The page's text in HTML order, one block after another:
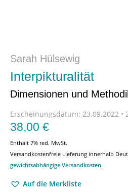
Sarah Hülsewig
Interpikturalität
Dimensionen und
Erscheinungsdatum: 23.09.2022 •
38,00 €
Enthält 7% red. MwSt.
Versandkostenfreie Lieferung innerhalb
gewichtsabhängige Versandkosten.
Auf die Merkliste